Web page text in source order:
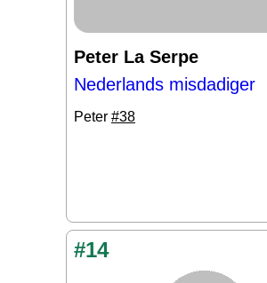
Peter La Serpe
Nederlands misdadiger
Peter #38
#14